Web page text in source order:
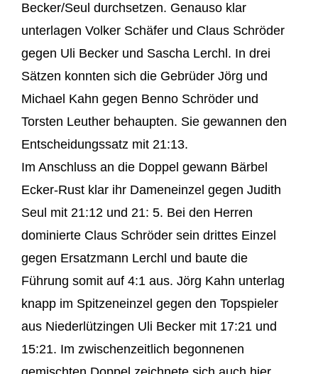
Becker/Seul durchsetzen. Genauso klar
unterlagen Volker Schäfer und Claus Schröder
gegen Uli Becker und Sascha Lerchl. In drei
Sätzen konnten sich die Gebrüder Jörg und
Michael Kahn gegen Benno Schröder und
Torsten Leuther behaupten. Sie gewannen den
Entscheidungssatz mit 21:13.
Im Anschluss an die Doppel gewann Bärbel
Ecker-Rust klar ihr Dameneinzel gegen Judith
Seul mit 21:12 und 21: 5. Bei den Herren
dominierte Claus Schröder sein drittes Einzel
gegen Ersatzmann Lerchl und baute die
Führung somit auf 4:1 aus. Jörg Kahn unterlag
knapp im Spitzeneinzel gegen den Topspieler
aus Niederlützingen Uli Becker mit 17:21 und
15:21. Im zwischenzeitlich begonnenen